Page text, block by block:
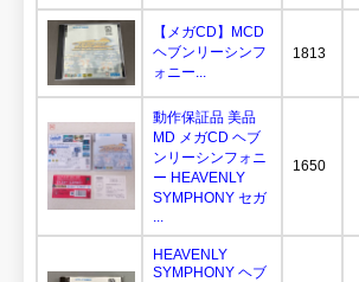
【メガCD】MCD
ヘブンリーシンフ
ォニー...
1813
動作保証品 美品
MD メガCD ヘブ
ンリーシンフォニ
ー HEAVENLY
SYMPHONY セガ
1650
HEAVENLY
SYMPHONY ヘブ